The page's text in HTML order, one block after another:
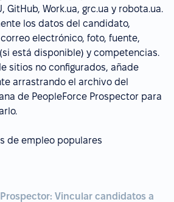
GitHub, Work.ua, grc.ua y robota.ua.
los datos del candidato,
electrónico, foto, fuente,
está disponible) y competencias.
sitios no configurados, añade
arrastrando el archivo del
de PeopleForce Prospector para
Prospector: Vincular candidatos a